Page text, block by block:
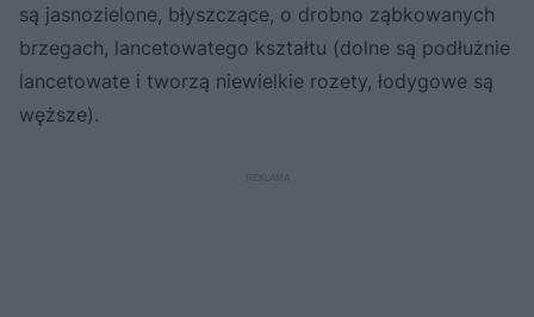
są jasnozielone, błyszczące, o drobno ząbkowanych
brzegach, lancetowatego kształtu (dolne są podłużnie
lancetowate i tworzą niewielkie rozety, łodygowe są
węższe).